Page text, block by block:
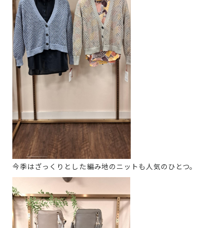
今季はざっくりとした編み地のニットも人気のひとつ。